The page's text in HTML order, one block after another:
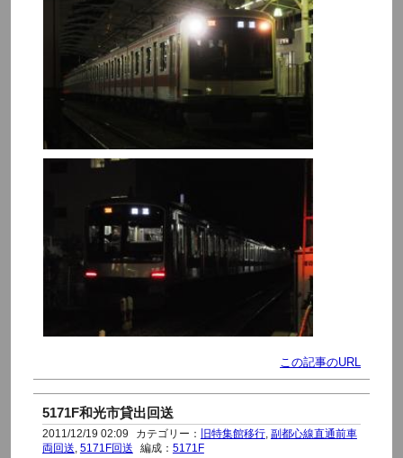
この記事のURL
5171F和光市貸出回送
2011/12/19 02:09 カテゴリー： 旧特集館移行, 副都心線直通前車
両回送 5171F回送 編成： 5171F